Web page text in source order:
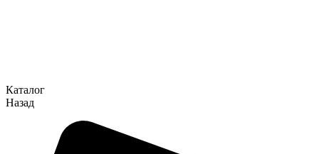
Каталог
Назад